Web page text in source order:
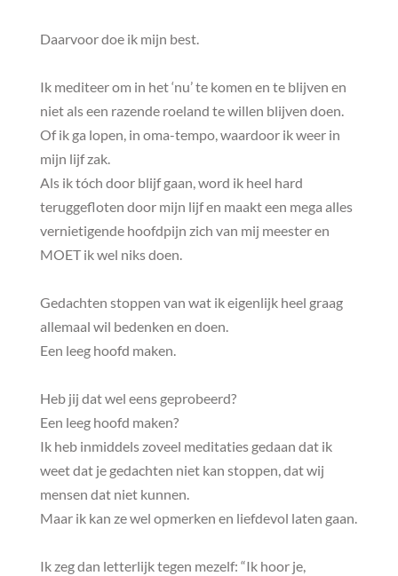
Daarvoor doe ik mijn best.
Ik mediteer om in het ‘nu’ te komen en te blijven en
niet als een razende roeland te willen blijven doen.
Of ik ga lopen, in oma-tempo, waardoor ik weer in
mijn lijf zak.
Als ik tóch door blijf gaan, word ik heel hard
teruggefloten door mijn lijf en maakt een mega alles
vernietigende hoofdpijn zich van mij meester en
MOET ik wel niks doen.
Gedachten stoppen van wat ik eigenlijk heel graag
allemaal wil bedenken en doen.
Een leeg hoofd maken.
Heb jij dat wel eens geprobeerd?
Een leeg hoofd maken?
Ik heb inmiddels zoveel meditaties gedaan dat ik
weet dat je gedachten niet kan stoppen, dat wij
mensen dat niet kunnen.
Maar ik kan ze wel opmerken en liefdevol laten gaan.
Ik zeg dan letterlijk tegen mezelf: “Ik hoor je,